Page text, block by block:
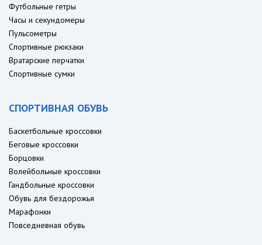
Футбольные гетры
Часы и секундомеры
Пульсометры
Спортивные рюкзаки
Вратарские перчатки
Спортивные сумки
СПОРТИВНАЯ ОБУВЬ
Баскетбольные кроссовки
Беговые кроссовки
Борцовки
Волейбольные кроссовки
Гандбольные кроссовки
Обувь для бездорожья
Марафонки
Повседневная обувь